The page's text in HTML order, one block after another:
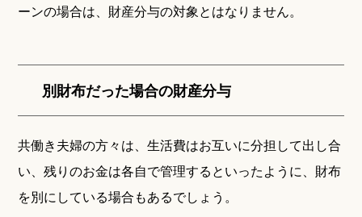
ーンの場合は、財産分与の対象とはなりません。
別財布だった場合の財産分与
共働き夫婦の方々は、生活費はお互いに分担して出し合
い、残りのお金は各自で管理するといったように、財布
を別にしている場合もあるでしょう。